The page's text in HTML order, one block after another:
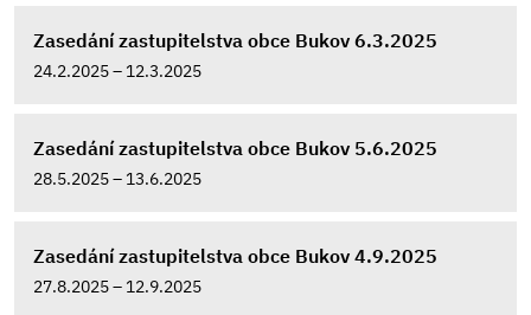
Zasedání zastupitelstva obce Bukov 6.3.2025
24.2.2025 – 12.3.2025
Zasedání zastupitelstva obce Bukov 5.6.2025
28.5.2025 – 13.6.2025
Zasedání zastupitelstva obce Bukov 4.9.2025
27.8.2025 – 12.9.2025